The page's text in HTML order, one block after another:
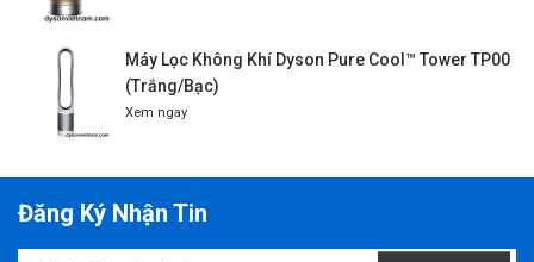
Máy Lọc Không Khí Dyson Pure Cool™ Tower TP00
(Trắng/Bạc)
Xem ngay
Đăng Ký Nhận Tin